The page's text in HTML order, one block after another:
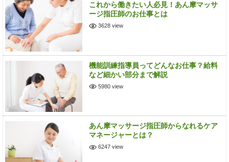
これから働きたい人必見！あん摩マッサ
ージ指圧師のお仕事とは
3628 view
機能訓練指導員ってどんなお仕事？給料
など細かい部分まで解説
5980 view
あん摩マッサージ指圧師からなれるケア
マネージャーとは？
6247 view